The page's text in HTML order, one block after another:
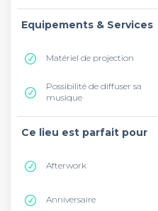
Equipements & Services
Matériel de projection
Possibilité de diffuser sa
musique
Ce lieu est parfait pour
Afterwork
Anniversaire